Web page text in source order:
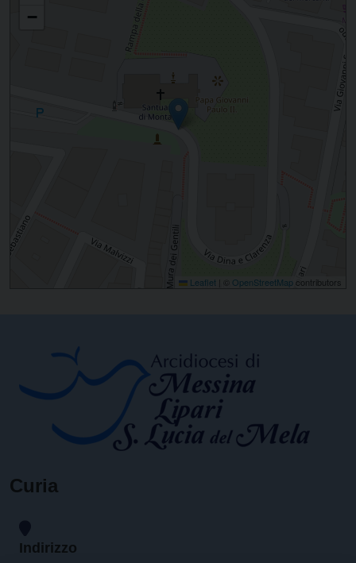
−
Leaflet OpenStreetMap contributors
Curia
Indirizzo